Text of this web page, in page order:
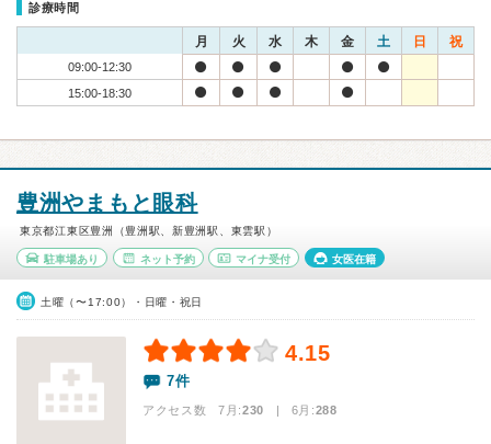
診療時間
月 火 水 木 金 土 日 祝
09:00-12:30
15:00-18:30
豊洲やまもと眼科
東京都江東区豊洲（豊洲駅、新豊洲駅、東雲駅）
駐車場あり ネット予約 マイナ受付 女医在籍
土曜（〜17:00）・日曜・祝日
4.15
7件
アクセス数 7月:230 | 6月:288